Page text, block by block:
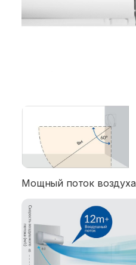
Мощный поток воздуха